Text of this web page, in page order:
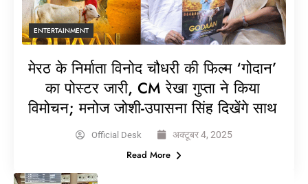
ENTERTAINMENT
मेरठ के निर्माता विनोद चौधरी की फिल्म ‘गोदान’
का पोस्टर जारी, CM रेखा गुप्ता ने किया
विमोचन; मनोज जोशी-उपासना सिंह दिखेंगे साथ
Official Desk अक्टूबर 4, 2025
Read More